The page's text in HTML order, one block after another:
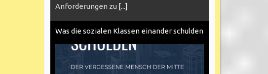
Anforderungen zu [...]
Was die sozialen Klassen einander schulden